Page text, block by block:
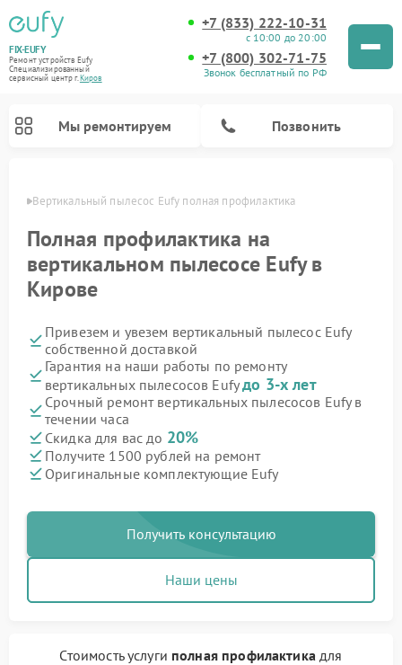
FIX-EUFY
Ремонт устройств Eufy
Специализированный
cервисный центр г.Киров
+7 (833) 222-10-31
с 10:00 до 20:00
+7 (800) 302-71-75
Звонок бесплатный по РФ
Мы ремонтируем Позвонить
Вертикальный пылесос Eufy полная профилактика
Полная профилактика на
вертикальном пылесосе Eufy в
Кирове
Привезем и увезем вертикальный пылесос Eufy
собственной доставкой
Гарантия на наши работы по ремонту
вертикальных пылесосов Eufyдо 3-х лет
Срочный ремонт вертикальных пылесосов Eufy в
течении часа
Скидка для вас до 20%
Получите 1500 рублей на ремонт
Оригинальные комплектующие Eufy
Получить консультацию
Наши цены
Стоимость услуги полная профилактикадля